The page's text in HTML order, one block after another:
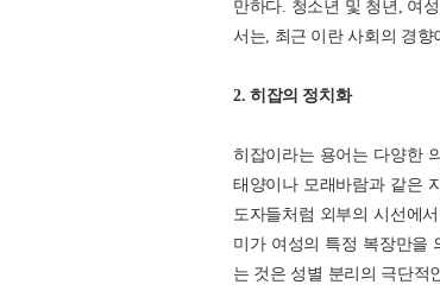
만하다. 청소년 및 청년, 여
서는, 최근 이란 사회의 경향
2. 히잡의 정치화
히잡이라는 용어는 다양한
태양이나 모래바람과 같은
도자들처럼 외부의 시선에
미가 여성의 특정 복장만을
는 것은 성별 분리의 극단적